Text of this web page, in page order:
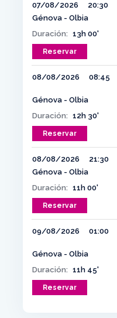
07/08/2026
20:30
Génova - Olbia
Duración: 13h 00'
Reservar
08/08/2026 08:45
Génova - Olbia
Duración: 12h 30'
Reservar
08/08/2026
21:30
Génova - Olbia
Duración: 11h 00'
Reservar
09/08/2026 01:00
Génova - Olbia
Duración: 11h 45'
Reservar